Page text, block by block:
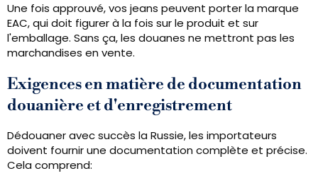
Une fois approuvé, vos jeans peuvent porter la marque
EAC, qui doit figurer à la fois sur le produit et sur
l'emballage. Sans ça, les douanes ne mettront pas les
marchandises en vente.
Exigences en matière de documentation
douanière et d'enregistrement
Dédouaner avec succès la Russie, les importateurs
doivent fournir une documentation complète et précise.
Cela comprend: